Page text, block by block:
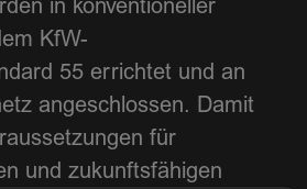
in konventioneller
KfW-
55 errichtet und an
angeschlossen. Damit
für
und zukunftsfähigen